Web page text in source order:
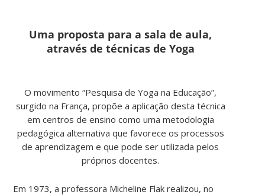
Uma proposta para a sala de aula,
através de técnicas de Yoga
O movimento “Pesquisa de Yoga na Educação”,
surgido na França, propõe a aplicação desta técnica
em centros de ensino como uma metodologia
pedagógica alternativa que favorece os processos
de aprendizagem e que pode ser utilizada pelos
próprios docentes.
Em 1973, a professora Micheline Flak realizou, no